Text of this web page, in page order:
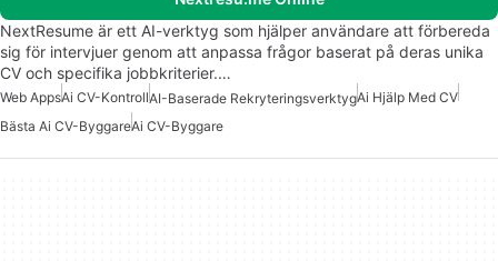
NextResume är ett AI-verktyg som hjälper användare att förbereda
sig för intervjuer genom att anpassa frågor baserat på deras unika
CV och specifika jobbkriterier.…
Web AppsAi CV-KontrollAI-Baserade RekryteringsverktygAi Hjälp Med CV
Bästa Ai CV-ByggareAi CV-Byggare